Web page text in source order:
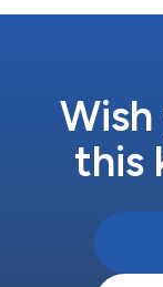
進捗が見られない
趣意書において、
いては、以下リン
て」 まず1点目と
一部変更を通じ...
this